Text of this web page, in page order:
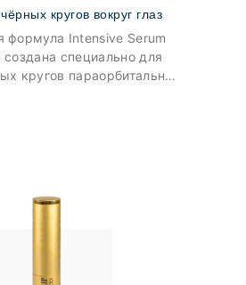
кругов вокруг глаз
формула Intensive Serum
специально для
кругов параорбитальной